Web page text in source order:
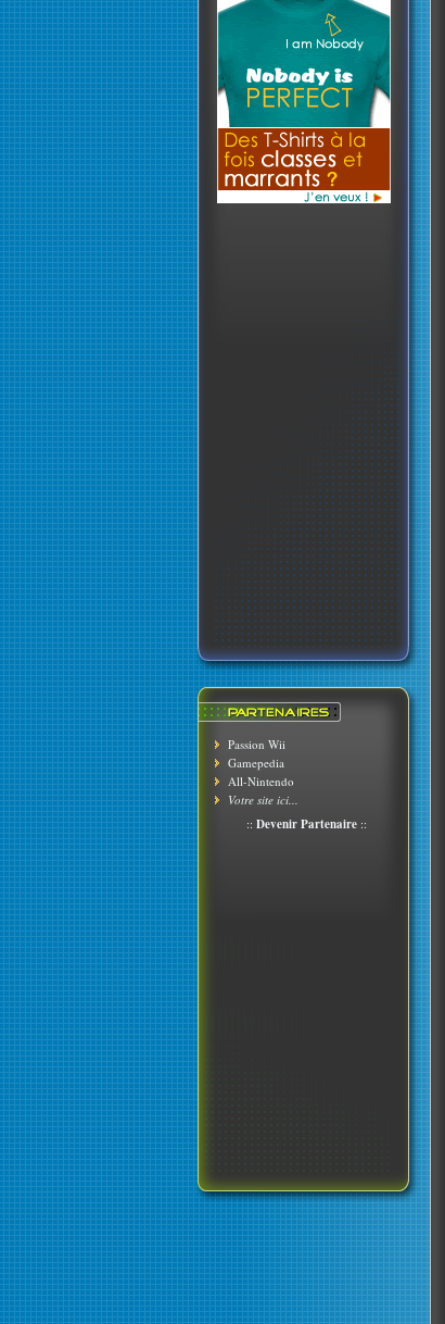
Passion Wii
Gamepedia
All-Nintendo
Votre site ici...
:: Devenir Partenaire ::